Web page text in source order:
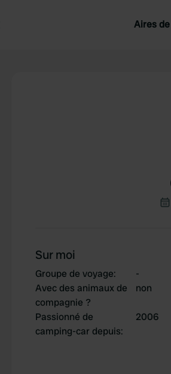
Aires
Sur moi
Groupe de voyage:
-
Avec des animaux de
compagnie ?
non
Passionné de
camping-car depuis:
2006